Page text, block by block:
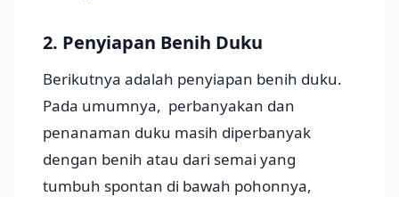
2. Penyiapan Benih Duku
Berikutnya adalah penyiapan benih duku.
Pada umumnya, perbanyakan dan
penanaman duku masih diperbanyak
dengan benih atau dari semai yang
tumbuh spontan di bawah pohonnya,